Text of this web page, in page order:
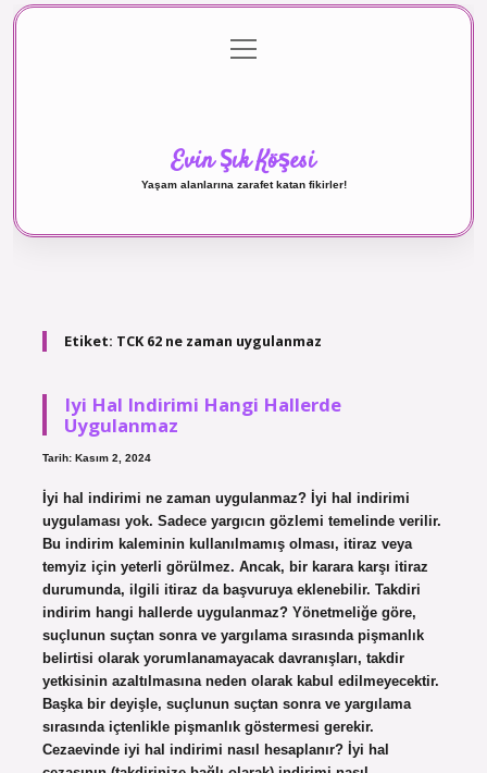
Gizlilik Politikası
menüyü
aç
Evin Şık Köşesi
Yaşam alanlarına zarafet katan fikirler!
Etiket: TCK 62 ne zaman uygulanmaz
Iyi Hal Indirimi Hangi Hallerde
Uygulanmaz
Tarih: Kasım 2, 2024
İyi hal indirimi ne zaman uygulanmaz? İyi hal indirimi
uygulaması yok. Sadece yargıcın gözlemi temelinde verilir.
Bu indirim kaleminin kullanılmamış olması, itiraz veya
temyiz için yeterli görülmez. Ancak, bir karara karşı itiraz
durumunda, ilgili itiraz da başvuruya eklenebilir. Takdiri
indirim hangi hallerde uygulanmaz? Yönetmeliğe göre,
suçlunun suçtan sonra ve yargılama sırasında pişmanlık
belirtisi olarak yorumlanamayacak davranışları, takdir
yetkisinin azaltılmasına neden olarak kabul edilmeyecektir.
Başka bir deyişle, suçlunun suçtan sonra ve yargılama
sırasında içtenlikle pişmanlık göstermesi gerekir.
Cezaevinde iyi hal indirimi nasıl hesaplanır? İyi hal